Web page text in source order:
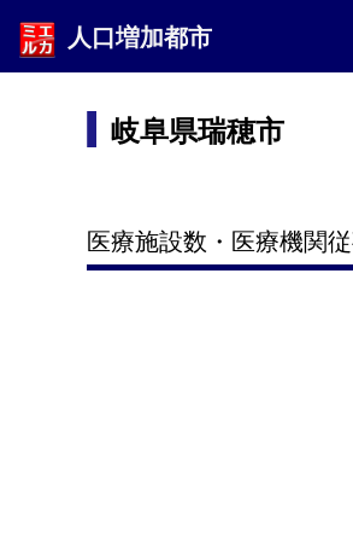
人口増加都市
岐阜県瑞穂市
医療施設数・医療機関